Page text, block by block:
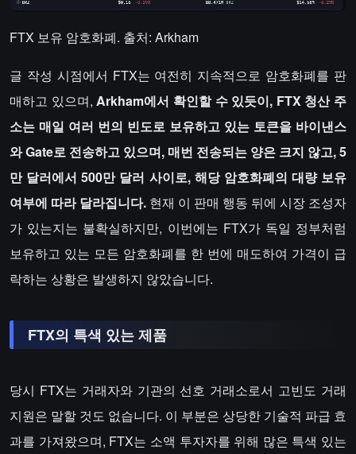
FTX 보유 암호화폐. 출처: Arkham
글 작성 시점에서 FTX는 여전히 지속적으로 암호화폐를 판
매하고 있으며,Arkham에서 확인할 수 있듯이, FTX 청산 주
소는 매일 여러 번의 빈도로 보유하고 있는 토큰을 바이낸스
와 Gate로 전송하고 있으며, 매번 전송되는 양은 크지 않고, 5
만 달러에서 500만 달러 사이로, 해당 암호화폐의 대량 보유
여부에 따라 달라집니다. 현재 이 판매 행동 뒤에 시장 조성자
가 있는지는 불확실하지만, 이번에는 FTX가 독일 정부처럼
보유하고 있는 모든 암호화폐를 한 번에 매도하여 가격이 급
락하는 상황은 발생하지 않았습니다.
FTX의 특색 있는 제품
당시 FTX는 거래자와 기관의 선호 거래소로서 고빈도 거래
지원은 말할 것도 없습니다. 이 부분은 상당한 기술적 파급 효
과를 가져왔으며, FTX는 소액 투자자를 위해 많은 특색 있는